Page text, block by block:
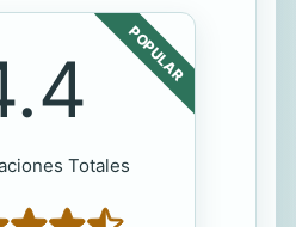
POPULAR
Totales